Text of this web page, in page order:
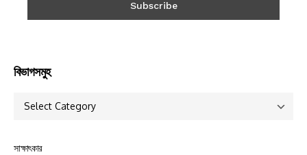
বিভাগসমুহ
সাক্ষাৎকার